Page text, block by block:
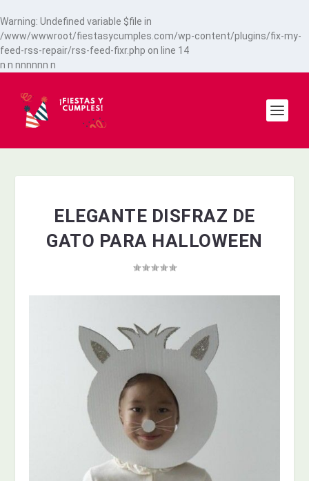
Warning: Undefined variable $file in
/www/wwwroot/fiestasycumples.com/wp-content/plugins/fix-my-
feed-rss-repair/rss-feed-fixr.php on line 14
n n nnnnnn n
ELEGANTE DISFRAZ DE
GATO PARA HALLOWEEN